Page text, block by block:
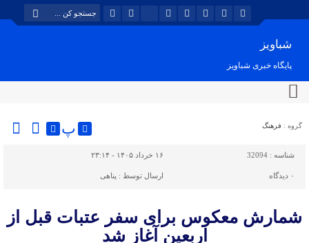
شباویز
پایگاه خبری شباویز
گروه : فرهنگ پ
شناسه : 32094 ۱۶ خرداد ۱۴۰۵ - ۲۳:۱۴
۰ دیدگاه ارسال توسط : پناهی
شمارش معکوس برای سفر عتبات قبل از
اربعین آغاز شد